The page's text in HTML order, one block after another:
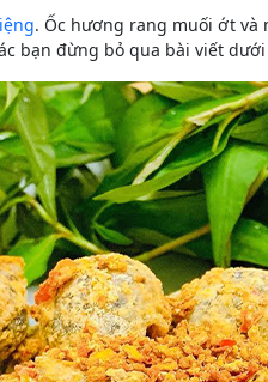
. Ốc hương rang muối ớt và
bạn đừng bỏ qua bài viết dưới